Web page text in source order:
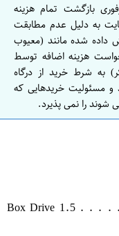
بازگشت تمام هزینه
به دلیل عدم مطابقت
داده شده مانند (معیوب
هزینه اضافه توسط
به شرط خرید از درگاه
مسئولیت خریدهایی که
شوند را نمی پذیرد.
بکس درایو 1.5 مشکی 112 . . . . . . . . . . . Box Drive 1.5